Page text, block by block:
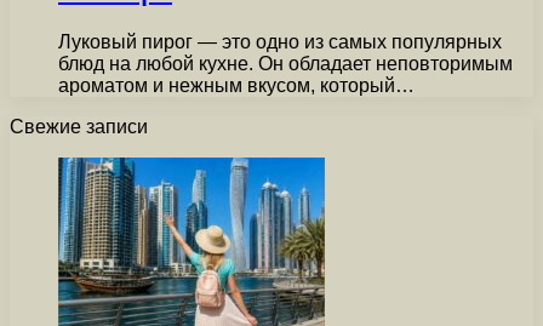
Луковый пирог — это одно из самых популярных
блюд на любой кухне. Он обладает неповторимым
ароматом и нежным вкусом, который…
Свежие записи